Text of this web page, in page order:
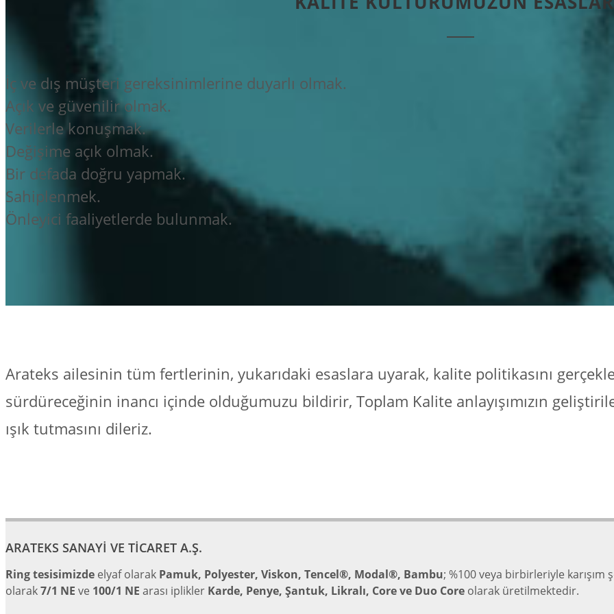
İç ve dış müşteri gereksinimlerine duyarlı olmak.
Açık ve güvenilir olmak.
Verilerle konuşmak.
Değişime açık olmak.
Bir defada doğru yapmak.
Sahiplenmek.
Önleyici faaliyetlerde bulunmak.
Arateks ailesinin tüm fertlerinin, yukarıdaki esaslara uyarak, kalite politikasını
sürdüreceğinin inancı içinde olduğumuzu bildirir, Toplam Kalite anlayışımızın
ışık tutmasını dileriz.
ARATEKS SANAYİ VE TİCARET A.Ş.
Ring tesisimizde elyaf olarak Pamuk, Polyester, Viskon, Tencel®, Modal®, Bambu; %100 veya birbirleriyle karışım
olarak7/1 NE ve 100/1 NE arası iplikler Karde, Penye, Şantuk, Likralı, Core ve Duo Core olarak üretilmektedir.